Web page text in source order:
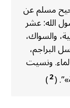
مسلم عن
الله: عشر
والسواك،
البراجم،
ونسيت
(
2
)